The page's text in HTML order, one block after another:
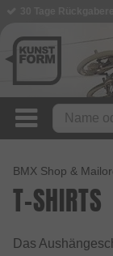
BMX Shop &
T-SHIRTS
Das